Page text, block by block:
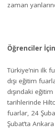
zaman
Öğrenciler
Türkiye’nin ilk
dışı eğitim
dışındaki
tarihlerinde
fuarlar, 24
Şubat’ta